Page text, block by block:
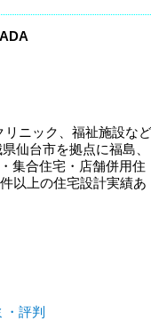
ニック、福祉施設な
仙台市を拠点に福島、
集合住宅・店舗併用住
以上の住宅設計実績あ
評判